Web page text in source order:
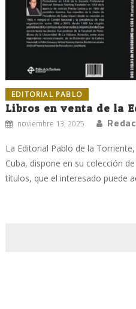
EDITORIAL PABLO
Libros en venta de la
noviembre 13, 2025
La Editorial Pablo de la
Cuba, dispone en su colección
títulos, que el interesado puede